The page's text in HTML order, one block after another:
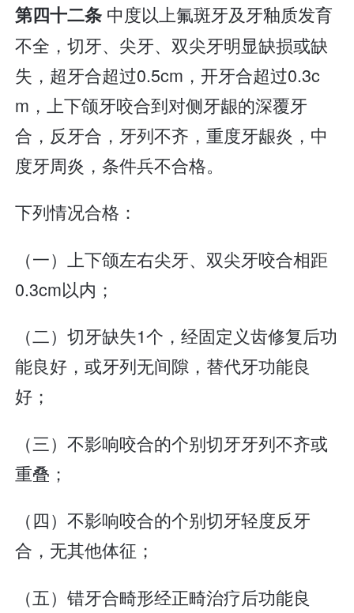
第四十二条 中度以上氟斑牙及牙釉质发育
不全，切牙、尖牙、双尖牙明显缺损或缺
失，超牙合超过0.5cm，开牙合超过0.3c
m，上下颌牙咬合到对侧牙龈的深覆牙
合，反牙合，牙列不齐，重度牙龈炎，中
度牙周炎，条件兵不合格。
下列情况合格：
（一）上下颌左右尖牙、双尖牙咬合相距
0.3cm以内；
（二）切牙缺失1个，经固定义齿修复后功
能良好，或牙列无间隙，替代牙功能良
好；
（三）不影响咬合的个别切牙牙列不齐或
重叠；
（四）不影响咬合的个别切牙轻度反牙
合，无其他体征；
（五）错牙合畸形经正畸治疗后功能良